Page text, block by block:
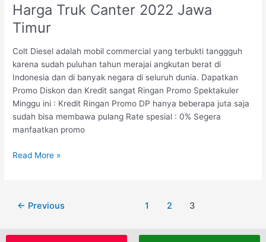
Harga Truk Canter 2022 Jawa
Timur
Colt Diesel adalah mobil commercial yang terbukti tanggguh
karena sudah puluhan tahun merajai angkutan berat di
Indonesia dan di banyak negara di seluruh dunia. Dapatkan
Promo Diskon dan Kredit sangat Ringan Promo Spektakuler
Minggu ini : Kredit Ringan Promo DP hanya beberapa juta saja
sudah bisa membawa pulang Rate spesial : 0% Segera
manfaatkan promo
Harga
Truk
Canter
2022
Jawa
Timur
Read More »
← Previous 1 2 3